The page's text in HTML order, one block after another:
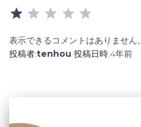
表示できるコメントはありません。
投稿者:tenhou 投稿日時:4年前